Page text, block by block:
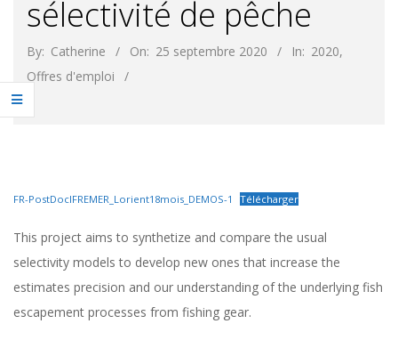
sélectivité de pêche
By: Catherine On: 25 septembre 2020 In: 2020,
Offres d'emploi
FR-PostDocIFREMER_Lorient18mois_DEMOS-1 Télécharger
This project aims to synthetize and compare the usual
selectivity models to develop new ones that increase the
estimates precision and our understanding of the underlying fish
escapement processes from fishing gear.